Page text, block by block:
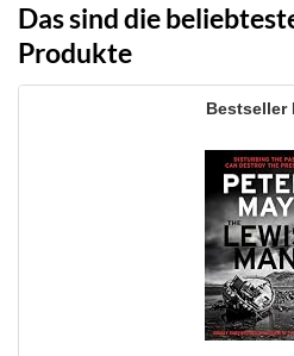
Das sind die
Produkte